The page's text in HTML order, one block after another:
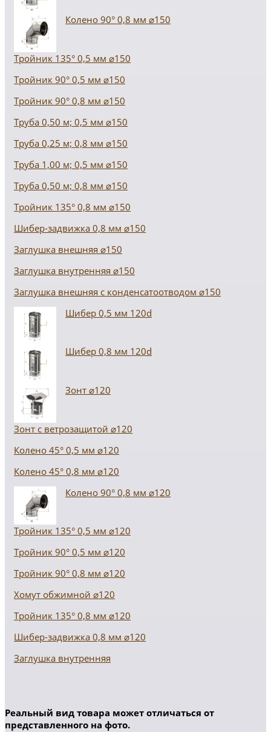
Колено 90° 0,8 мм ⌀150
Тройник 135° 0,5 мм ⌀150
Тройник 90° 0,5 мм ⌀150
Тройник 90° 0,8 мм ⌀150
Труба 0,50 м; 0,5 мм ⌀150
Труба 0,25 м; 0,8 мм ⌀150
Труба 1,00 м; 0,5 мм ⌀150
Труба 0,50 м; 0,8 мм ⌀150
Тройник 135° 0,8 мм ⌀150
Шибер-задвижка 0,8 мм ⌀150
Заглушка внешняя ⌀150
Заглушка внутренняя ⌀150
Заглушка внешняя с конденсатоотводом ⌀150
Шибер 0,5 мм 120d
Шибер 0,8 мм 120d
Зонт ⌀120
Зонт с ветрозащитой ⌀120
Колено 45° 0,5 мм ⌀120
Колено 45° 0,8 мм ⌀120
Колено 90° 0,8 мм ⌀120
Тройник 135° 0,5 мм ⌀120
Тройник 90° 0,5 мм ⌀120
Тройник 90° 0,8 мм ⌀120
Хомут обжимной ⌀120
Тройник 135° 0,8 мм ⌀120
Шибер-задвижка 0,8 мм ⌀120
Заглушка внутренняя
Реальный вид товара может отличаться от
представленного на фото.